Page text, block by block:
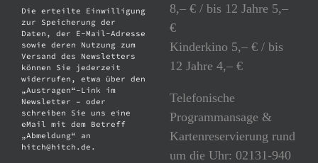
Die erteilte Einwilligung
zur Speicherung der
Daten, der E-Mail-Adresse
sowie deren Nutzung zum
Versand des Newsletters
können Sie jederzeit
widerrufen, etwa über den
„Austragen“-Link im
Newsletter – oder
schreiben Sie uns eine
eMail mit dem Betreff
„Abmeldung“ an
hitch@hitch.de.
8,– € / bis 12 Jahre 5,–
€
Kinderkino 5,– € / bis
12 Jahre 4,– €
Telefonische
Programmansage &
Kartenreservierung rund
um die Uhr: 02131-940